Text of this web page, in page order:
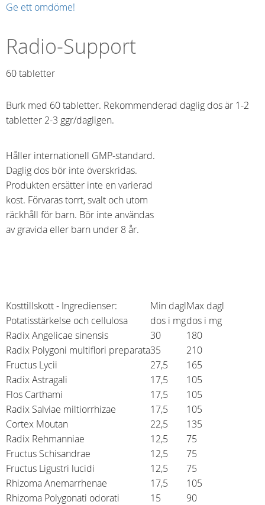
Ge ett omdöme!
Radio-Support
60 tabletter​
Burk med 60 tabletter. Rekommenderad daglig dos är 1-2
tabletter 2-3 ggr/dagligen.
Håller internationell GMP-standard.
Daglig dos bör inte överskridas.
Produkten ersätter inte en varierad
kost. Förvaras torrt, svalt och utom
räckhåll för barn. Bör inte användas
av gravida eller barn under 8 år.
Kosttillskott - Ingredienser: Min daglMax dagl
Potatisstärkelse och cellulosa
dos i mgdos i mg
Radix Angelicae sinensis
30
180
Radix Polygoni multiflori preparata35
210
Fructus Lycii
27,5
165
Radix Astragali
17,5
105
Flos Carthami
17,5
105
Radix Salviae miltiorrhizae
17,5
105
Cortex Moutan
22,5
135
Radix Rehmanniae
12,5
75
Fructus Schisandrae
12,5
75
Fructus Ligustri lucidi
12,5
75
Rhizoma Anemarrhenae
17,5
105
Rhizoma Polygonati odorati
15
90